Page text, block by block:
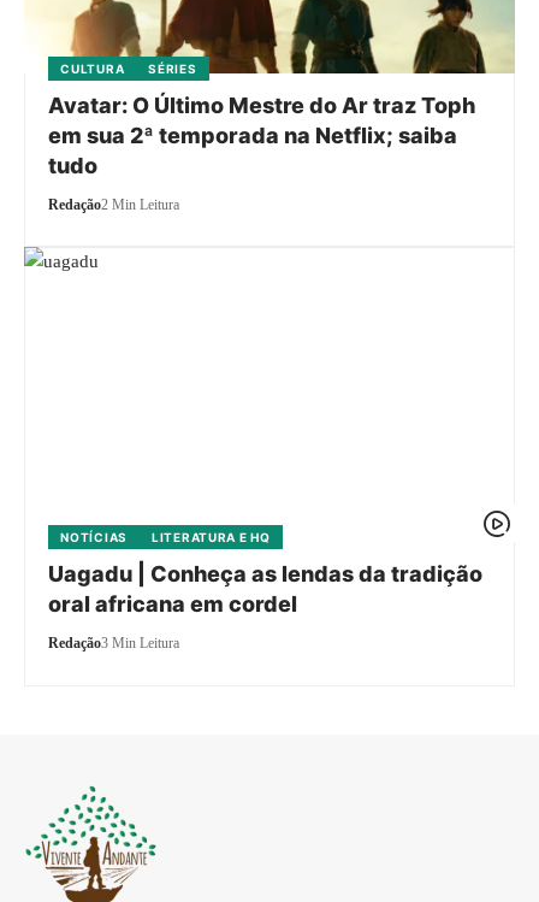
CULTURA SÉRIES
Avatar: O Último Mestre do Ar traz Toph
em sua 2ª temporada na Netflix; saiba
tudo
Redação2 Min Leitura
NOTÍCIAS LITERATURA E HQ
Uagadu | Conheça as lendas da tradição
oral africana em cordel
Redação3 Min Leitura